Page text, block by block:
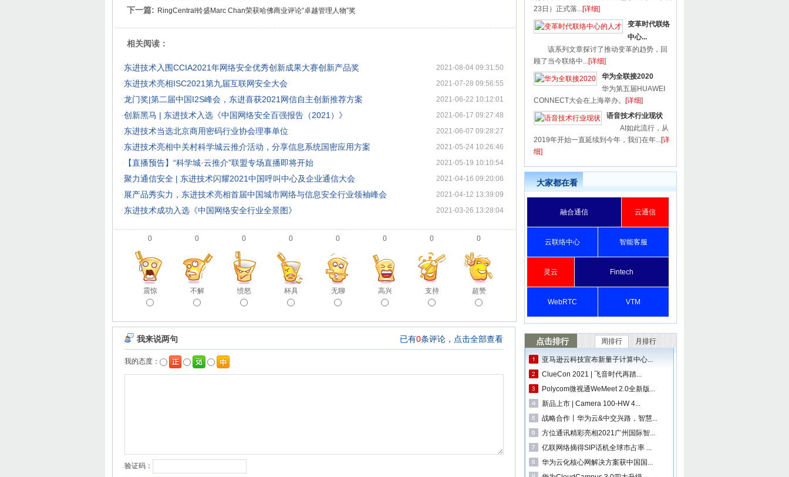
下一篇: RingCentral铃盛Marc Chan荣获哈佛商业评论“卓越管理人物”奖
相关阅读：
·东进技术入围CCIA2021年网络安全优秀创新成果大赛创新产品奖 2021-08-04 09:31:50
·东进技术亮相ISC2021第九届互联网安全大会 2021-07-28 09:56:55
·龙门奖|第二届中国I2S峰会，东进喜获2021网信自主创新推荐方案 2021-06-22 10:12:01
·创新黑马 | 东进技术入选《中国网络安全百强报告（2021）》 2021-06-17 09:27:48
·东进技术当选北京商用密码行业协会理事单位 2021-06-07 09:28:27
·东进技术亮相中关村科学城云推介活动，分享信息系统国密应用方案 2021-05-24 10:26:46
· 【直播预告】“科学城·云推介”联盟专场直播即将开始 2021-05-19 10:10:54
·聚力通信安全 | 东进技术闪耀2021中国呼叫中心及企业通信大会 2021-04-16 09:20:06
· 展产品秀实力，东进技术亮相首届中国城市网络与信息安全行业领袖峰会 2021-04-12 13:39:09
·东进技术成功入选《中国网络安全行业全景图》 2021-03-26 13:28:04
0
震惊
0
不解
0
愤怒
0
杯具
0
无聊
0
高兴
0
支持
0
超赞
23日）正式落...[详细]
变革时代联络
中心...
该系列文章探讨了推动变革的趋势，回
顾了当今联络中...[详细]
华为全联接2020
华为第五届HUAWEI
CONNECT大会在上海举办。 [详细]
语音技术行业现状
AI如此流行，从
2019年开始一直延续到今年，我们在年...[详
细]
大家都在看
融合通信 云通信
云联络中心 智能客服
灵云 Fintech
WebRTC VTM
点击排行 周排行 月排行
亚马逊云科技宣布新量子计算中心...
ClueCon 2021 | 飞音时代再踏...
Polycom微视通WeMeet 2.0全新版...
新品上市 | Camera 100-HW 4...
战略合作丨华为云&中交兴路，智慧...
方位通讯精彩亮相2021广州国际智...
亿联网络摘得SIP话机全球市占率 ...
华为云化核心网解决方案获中国国...